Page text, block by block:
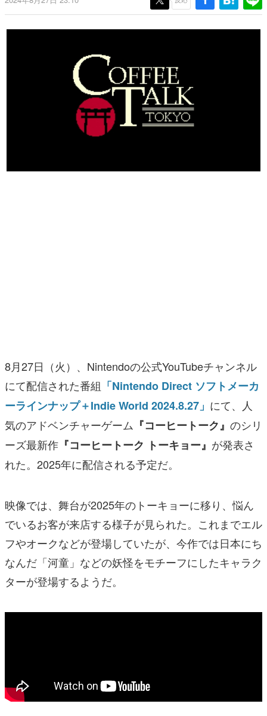
ゲームに多大な影響を受けた作家さんに取材し、ゲームが
日本モバイルゲーム産業史
日本のモバイルゲーム史における主要なトピック・タイト
ルを網羅するほか、開発者へのインタビューや識者による
解説を掲載。約20年の歴史が一望できる決定版！
若ゲのいたり〜ゲームクリエイターの青春〜
『うつヌケ』『ペンと箸』等で知られるマンガ家・田中圭
一先生によるゲーム業界レポートマンガです。
アプリレビュー
その他
電ファミニコゲーマーとは？
運営：株式会社マレ
8月27日（火）、Nintendoの公式YouTubeチャンネル
にて配信された番組 「Nintendo Direct ソフトメーカ
ーラインナップ＋Indie World 2024.8.27」 にて、人
気のアドベンチャーゲーム 『コーヒートーク』 のシリ
ーズ最新作 『コーヒートーク トーキョー』 が発表さ
れた。2025年に配信される予定だ。
映像では、舞台が2025年のトーキョーに移り、悩ん
でいるお客が来店する様子が見られた。これまでエル
フやオークなどが登場していたが、今作では日本にち
なんだ「河童」などの妖怪をモチーフにしたキャラク
ターが登場するようだ。